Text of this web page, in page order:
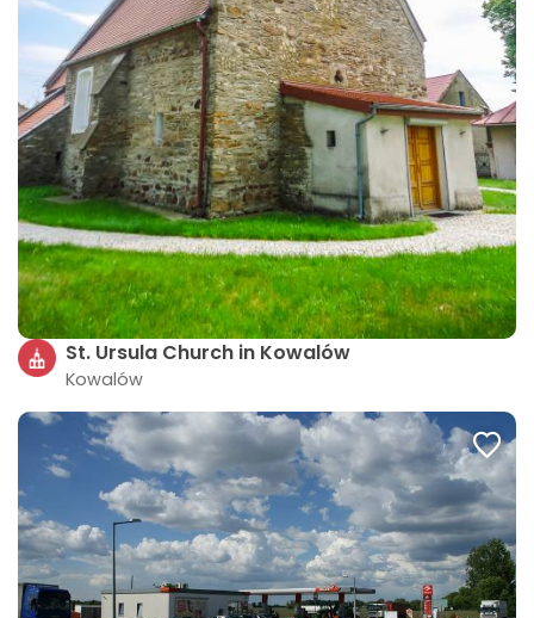
St. Ursula Church in Kowalów
Kowalów